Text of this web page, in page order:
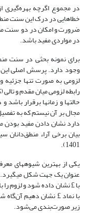
در مجموع اگرچه بهره‌گیری
خطاهایی در درک این سنت
ضرورت و امکان در دو سنت
در مواردی مفید باشد.
برای نمونه بحثی در سنت
وجود دارد. پرسش اصلی
لزومی به صورت تنها
رابطه لزومی میان مقدم و
حالت­ها و زمان­ها برقرار باشد
مجال بر آن نیستم که به
دارد نشان دادن مفید
بیان برخی آراء منطق‌دانان
1401).
یکی از بهترین شیوه­های
با £ نشان داده شود و لزوم
زیر صورت‌بندی می‌شود.